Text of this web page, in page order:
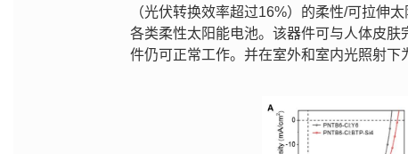
（光伏转换效率超过16%）的柔性/可拉伸
各类柔性太阳能电池。该器件可与人体皮
件仍可正常工作。并在室外和室内光照射下